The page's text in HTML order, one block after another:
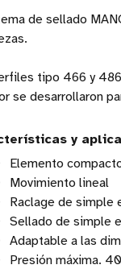
de sellado
tipo 466 y
se desarrollaron
y
Elemento
Movimiento lineal
Raclage de simple
Sellado de simple
Adaptable a las
Presión máxima.